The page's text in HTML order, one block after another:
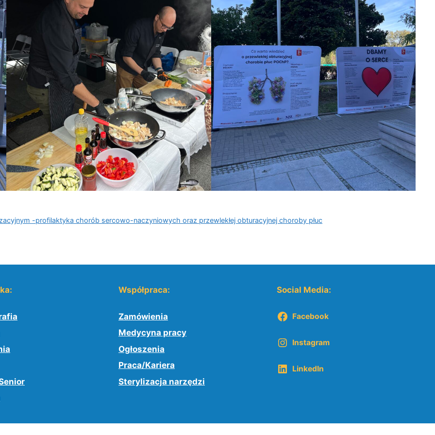
-profilaktyka chorób sercowo-naczyniowych oraz przewlekłej obturacyjnej choroby płuc
Współpraca:
Zamówienia
Medycyna pracy
Ogłoszenia
Praca/Kariera
Sterylizacja narzędzi
Social Media:
Facebook
Instagram
LinkedIn